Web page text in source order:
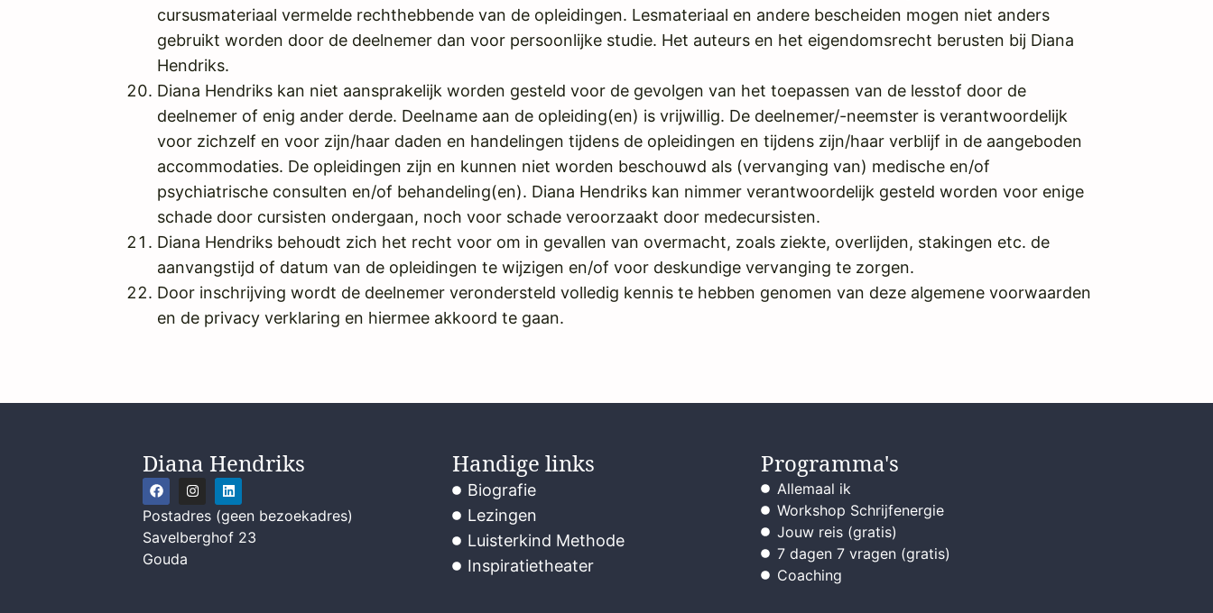
cursusmateriaal vermelde rechthebbende van de opleidingen. Lesmateriaal en andere bescheiden mogen niet anders
gebruikt worden door de deelnemer dan voor persoonlijke studie. Het auteurs en het eigendomsrecht berusten bij Diana
Hendriks.
Diana Hendriks kan niet aansprakelijk worden gesteld voor de gevolgen van het toepassen van de lesstof door de
deelnemer of enig ander derde. Deelname aan de opleiding(en) is vrijwillig. De deelnemer/-neemster is verantwoordelijk
voor zichzelf en voor zijn/haar daden en handelingen tijdens de opleidingen en tijdens zijn/haar verblijf in de aangeboden
accommodaties. De opleidingen zijn en kunnen niet worden beschouwd als (vervanging van) medische en/of
psychiatrische consulten en/of behandeling(en). Diana Hendriks kan nimmer verantwoordelijk gesteld worden voor enige
schade door cursisten ondergaan, noch voor schade veroorzaakt door medecursisten.
Diana Hendriks behoudt zich het recht voor om in gevallen van overmacht, zoals ziekte, overlijden, stakingen etc. de
aanvangstijd of datum van de opleidingen te wijzigen en/of voor deskundige vervanging te zorgen.
Door inschrijving wordt de deelnemer verondersteld volledig kennis te hebben genomen van deze algemene voorwaarden
en de privacy verklaring en hiermee akkoord te gaan.
Diana Hendriks
Postadres (geen bezoekadres)
Savelberghof 23
Gouda
Handige links
Biografie
Lezingen
Luisterkind Methode
Inspiratietheater
Programma's
Allemaal ik
Workshop Schrijfenergie
Jouw reis (gratis)
7 dagen 7 vragen (gratis)
Coaching